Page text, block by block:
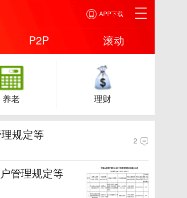
APP下载
P2P 滚动
养老 理财
规定等 2
管理规定等